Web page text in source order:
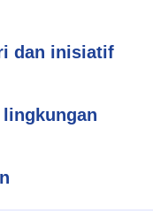
dan inisiatif